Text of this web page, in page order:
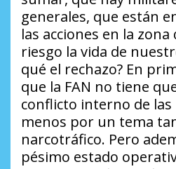
generales, que están
las acciones en la
riesgo la vida de
qué el rechazo? En
que la FAN no tiene
conflicto interno de las
menos por un tema
narcotráfico. Pero
pésimo estado